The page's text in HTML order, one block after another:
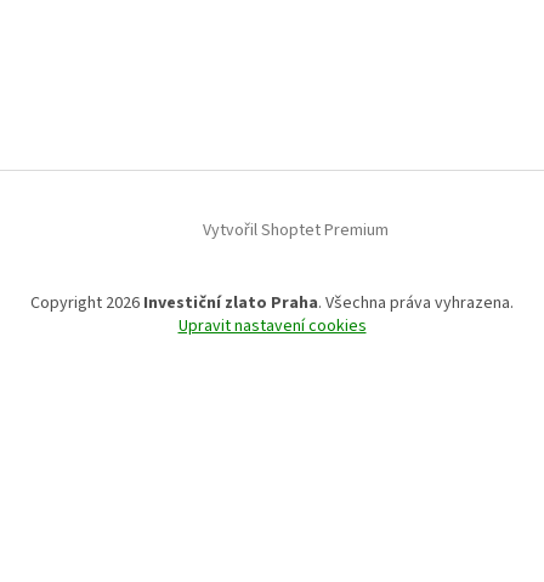
í
Vytvořil Shoptet Premium
Copyright 2026 Investiční zlato Praha. Všechna práva vyhrazena.
Upravit nastavení cookies